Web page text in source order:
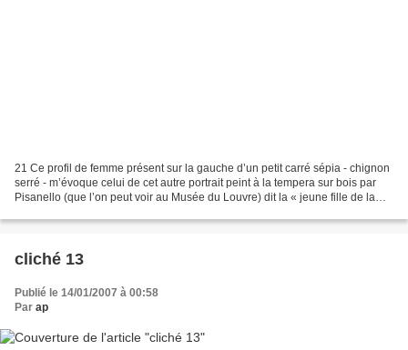
21 Ce profil de femme présent sur la gauche d’un petit carré sépia - chignon
serré - m’évoque celui de cet autre portrait peint à la tempera sur bois par
Pisanello (que l’on peut voir au Musée du Louvre) dit la « jeune fille de la
cliché 13
Publié le 14/01/2007 à 00:58
Par ap